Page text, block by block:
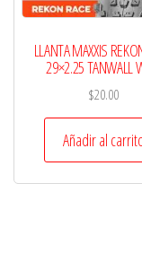
LLANTA MAXXIS
29×2.25 TANWALL
$20.00
Añadir al